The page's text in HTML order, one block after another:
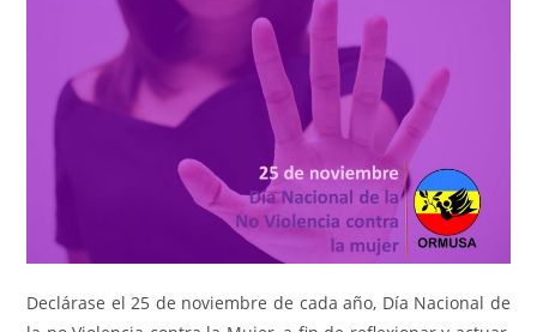
Declárase el 25 de noviembre de cada año, Día Nacional de